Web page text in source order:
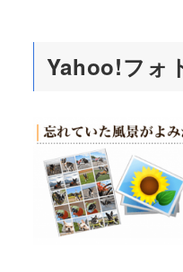
Yahoo!フォ